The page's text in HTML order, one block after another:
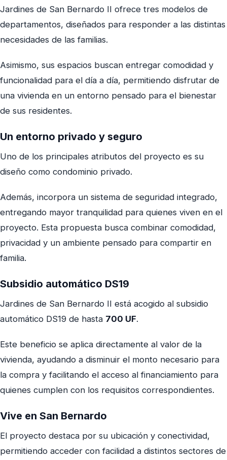
Jardines de San Bernardo II ofrece tres modelos de
departamentos, diseñados para responder a las distintas
necesidades de las familias.
Asimismo, sus espacios buscan entregar comodidad y
funcionalidad para el día a día, permitiendo disfrutar de
una vivienda en un entorno pensado para el bienestar
de sus residentes.
Un entorno privado y seguro
Uno de los principales atributos del proyecto es su
diseño como condominio privado.
Además, incorpora un sistema de seguridad integrado,
entregando mayor tranquilidad para quienes viven en el
proyecto. Esta propuesta busca combinar comodidad,
privacidad y un ambiente pensado para compartir en
familia.
Subsidio automático DS19
Jardines de San Bernardo II está acogido al subsidio
automático DS19 de hasta 700 UF.
Este beneficio se aplica directamente al valor de la
vivienda, ayudando a disminuir el monto necesario para
la compra y facilitando el acceso al financiamiento para
quienes cumplen con los requisitos correspondientes.
Vive en San Bernardo
El proyecto destaca por su ubicación y conectividad,
permitiendo acceder con facilidad a distintos sectores de